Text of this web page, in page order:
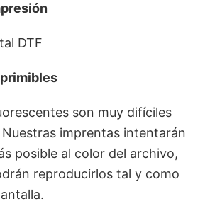
DTF
son muy difíciles
imprentas intentarán
posible al color del archivo,
reproducirlos tal y como